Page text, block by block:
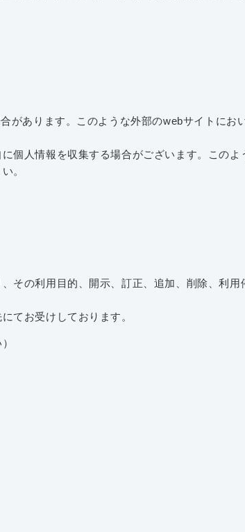
あります。このような外部のwebサイトにお
個人情報を収集する場合がございます。このよ
。
その利用目的、開示、訂正、追加、削除、利用
てお受けしております。